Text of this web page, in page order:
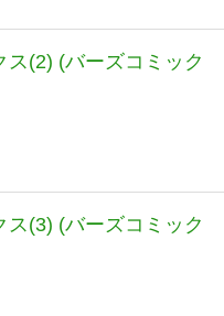
ス(2) (バーズコミック
ス(3) (バーズコミック